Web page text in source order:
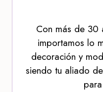
Con más de 30
importamos lo
decoración y
siendo tu aliado